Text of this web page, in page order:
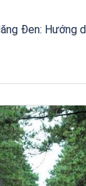
Đen: Hướng
Quy Nhơn